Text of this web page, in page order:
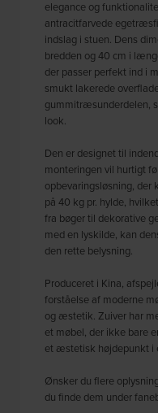
elegance og
antracitfarvede
indslag i stuen. Dens
bredden og 40 cm i
der passer perfekt ind i
smukt lakerede
gummitræsunderdelen,
look.
Den er designet til
monteringen vil hurtigt
opbevaringsløsning, der
på 40 kg pr. hylde,
fra bøger til dekorative
med en lyskilde, kan
den rette belysning.
Produceret i Kina,
forståelse af moderne
og æstetik. Zuiver har
et møbel, der ikke bare
et æstetisk højdepunkt i
Ønsker du flere
du finde dem under